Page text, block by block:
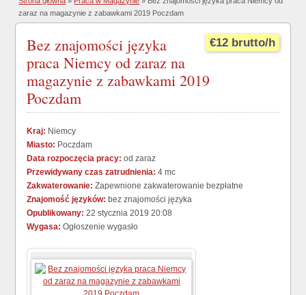
zaraz na magazynie z zabawkami 2019 Poczdam
€12 brutto/h
Bez znajomości języka
praca Niemcy od zaraz na
magazynie z zabawkami 2019
Poczdam
Kraj: Niemcy
Miasto: Poczdam
Data rozpoczęcia pracy: od zaraz
Przewidywany czas zatrudnienia: 4 mc
Zakwaterowanie: Zapewnione zakwaterowanie bezpłatne
Znajomość języków: bez znajomości języka
Opublikowany: 22 stycznia 2019 20:08
Wygasa: Ogłoszenie wygasło